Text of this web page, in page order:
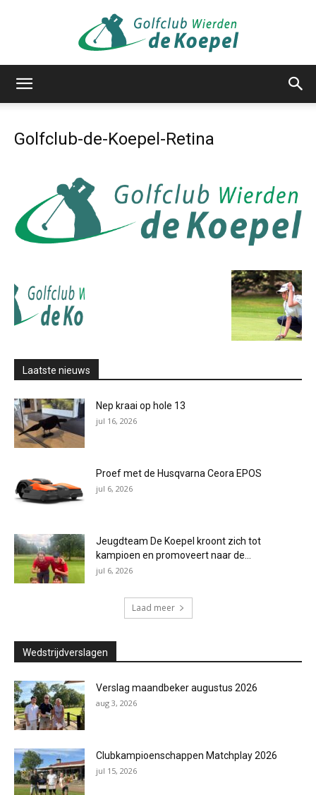
Koepel
Golfclub-de-Koepel-Retina
Laatste nieuws
Nep kraai op hole 13
jul 16, 2026
Proef met de Husqvarna Ceora EPOS
jul 6, 2026
Jeugdteam De Koepel kroont zich tot
kampioen en promoveert naar de...
jul 6, 2026
Laad meer
Wedstrijdverslagen
Verslag maandbeker augustus 2026
aug 3, 2026
Clubkampioenschappen Matchplay 2026
jul 15, 2026